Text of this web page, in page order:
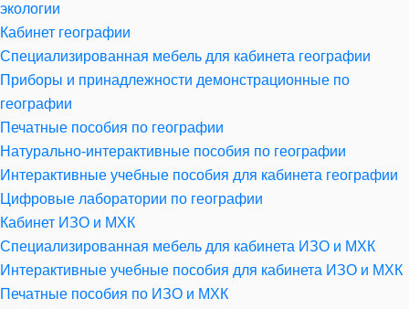
экологии
Кабинет географии
Специализированная мебель для кабинета географии
Приборы и принадлежности демонстрационные по
географии
Печатные пособия по географии
Натурально-интерактивные пособия по географии
Интерактивные учебные пособия для кабинета географии
Цифровые лаборатории по географии
Кабинет ИЗО и МХК
Специализированная мебель для кабинета ИЗО и МХК
Интерактивные учебные пособия для кабинета ИЗО и МХК
Печатные пособия по ИЗО и МХК